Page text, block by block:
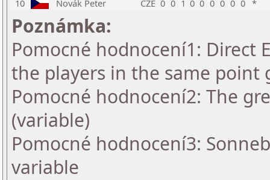
10
Novák Peter CZE 0 0 1 0 0 0 0 0 0 *
Poznámka:
Pomocné hodnocení1: Direct
the players in the same point
Pomocné hodnocení2: The
(variable)
Pomocné hodnocení3:
variable